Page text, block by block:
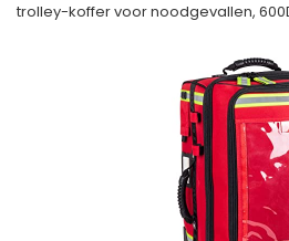
trolley-koffer voor noodgevallen,